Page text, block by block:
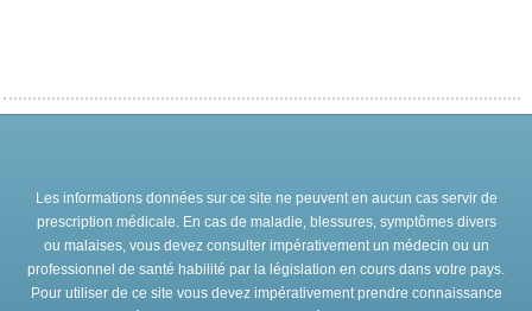
Les informations données sur ce site ne peuvent en aucun cas servir de
prescription médicale. En cas de maladie, blessures, symptômes divers
ou malaises, vous devez consulter impérativement un médecin ou un
professionnel de santé habilité par la législation en cours dans votre pays.
Pour utiliser de ce site vous devez impérativement prendre connaissance